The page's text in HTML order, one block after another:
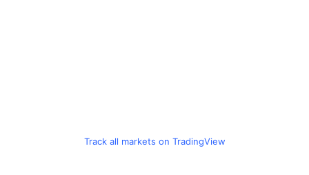
Track all markets on TradingView